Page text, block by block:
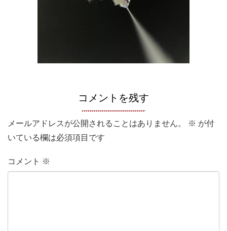
コメントを残す
メールアドレスが公開されることはありません。 ※ が付
いている欄は必須項目です
コメント ※